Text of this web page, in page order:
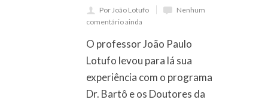
Por João Lotufo
Nenhum
comentário ainda
O professor João Paulo
Lotufo levou para lá sua
experiência com o programa
Dr. Bartô e os Doutores da